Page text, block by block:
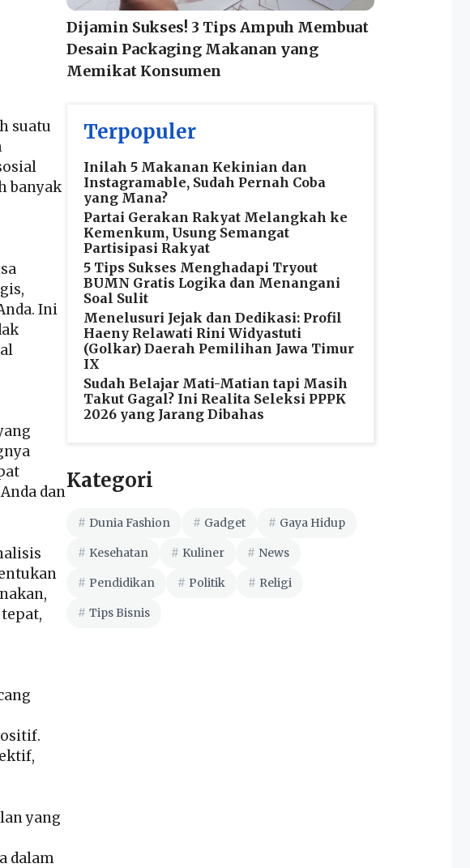
suatu
banyak
Ini
dan
yang
dalam
Dijamin Sukses! 3 Tips Ampuh Membuat
Desain Packaging Makanan yang
Memikat Konsumen
Terpopuler
Inilah 5 Makanan Kekinian dan
Instagramable, Sudah Pernah Coba
yang Mana?
Partai Gerakan Rakyat Melangkah ke
Kemenkum, Usung Semangat
Partisipasi Rakyat
5 Tips Sukses Menghadapi Tryout
BUMN Gratis Logika dan Menangani
Soal Sulit
Menelusuri Jejak dan Dedikasi: Profil
Haeny Relawati Rini Widyastuti
(Golkar) Daerah Pemilihan Jawa Timur
IX
Sudah Belajar Mati-Matian tapi Masih
Takut Gagal? Ini Realita Seleksi PPPK
2026 yang Jarang Dibahas
Kategori
Dunia Fashion Gadget Gaya Hidup
Kesehatan Kuliner News
Pendidikan Politik Religi
Tips Bisnis